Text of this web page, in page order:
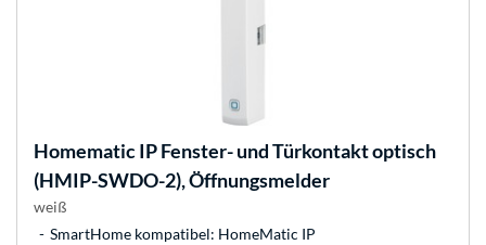
Homematic IPFenster- und Türkontakt optisch
(HMIP-SWDO-2), Öffnungsmelder
weiß
SmartHome kompatibel: HomeMatic IP